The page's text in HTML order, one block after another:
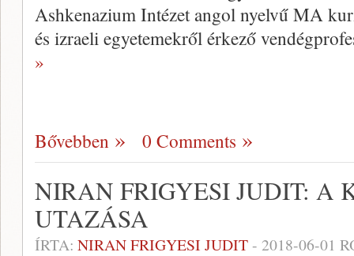
Ashkenazium Intézet angol nyelvű MA
és izraeli egyetemekről érkező
»
Bővebben 0 Comments
NIRAN FRIGYESI JUDIT: A
UTAZÁSA
ÍRTA: NIRAN FRIGYESI JUDIT- 2018-06-01